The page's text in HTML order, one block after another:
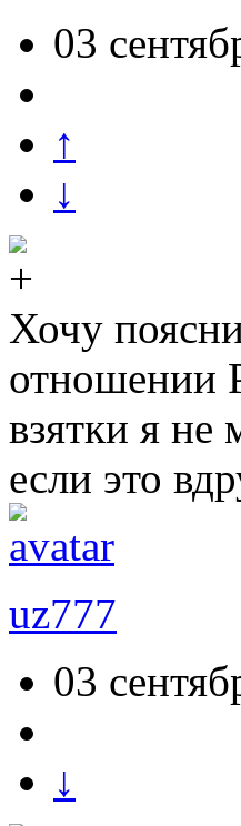
03
↑
↓
Хочу
отношении
взятки я не
если это
uz777
03
↓